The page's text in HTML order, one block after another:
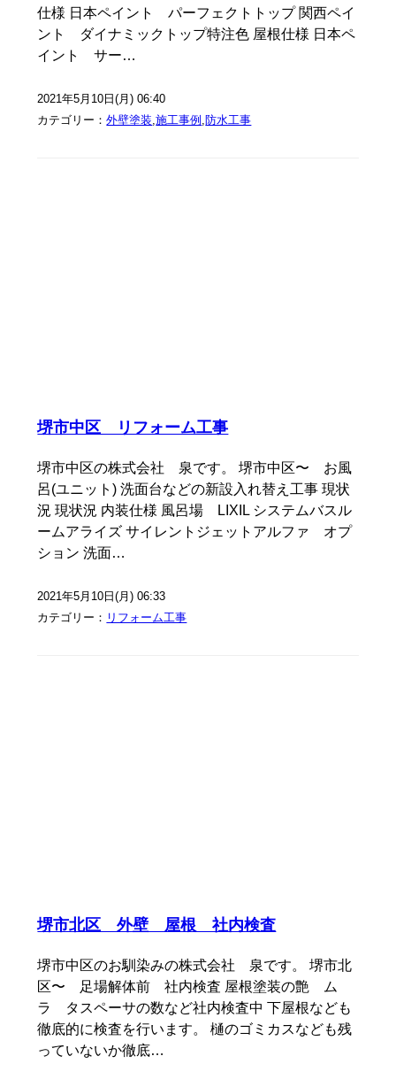
仕様 日本ペイント パーフェクトトップ 関西ペイ
ント ダイナミックトップ特注色 屋根仕様 日本ペ
イント サー…
2021年5月10日(月) 06:40
カテゴリー：外壁塗装,施工事例 ,防水工事
堺市中区 リフォーム工事
堺市中区の株式会社 泉です。 堺市中区〜 お風
呂(ユニット) 洗面台などの新設入れ替え工事 現状
況 現状況 内装仕様 風呂場 LIXIL システムバスル
ームアライズ サイレントジェットアルファ オプ
ション 洗面…
2021年5月10日(月) 06:33
カテゴリー： リフォーム工事
堺市北区 外壁 屋根 社内検査
堺市中区のお馴染みの株式会社 泉です。 堺市北
区〜 足場解体前 社内検査 屋根塗装の艶 ム
ラ タスペーサの数など社内検査中 下屋根なども
徹底的に検査を行います。 樋のゴミカスなども残
っていないか徹底…